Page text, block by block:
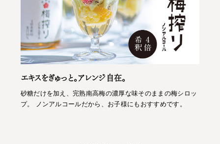
エキスをぎゅっと。アレンジ自在。
砂糖だけを加え、完熟南高梅の濃厚な味そのままの梅シロッ
プ。 ノンアルコールだから、お子様にもおすすめです。